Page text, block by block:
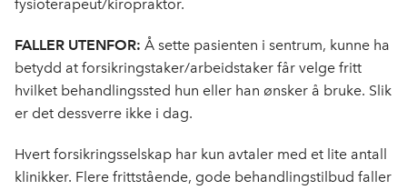
fysioterapeut/kiropraktor.
FALLER UTENFOR: Å sette pasienten i sentrum, kunne ha
betydd at forsikringstaker/arbeidstaker får velge fritt
hvilket behandlingssted hun eller han ønsker å bruke. Slik
er det dessverre ikke i dag.
Hvert forsikringsselskap har kun avtaler med et lite antall
klinikker. Flere frittstående, gode behandlingstilbud faller